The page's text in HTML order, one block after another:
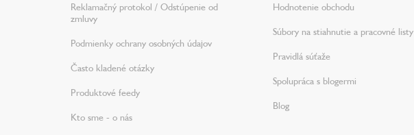
Reklamačný protokol / Odstúpenie od
zmluvy
Podmienky ochrany osobných údajov
Často kladené otázky
Produktové feedy
Kto sme - o nás
Hodnotenie obchodu
Súbory na stiahnutie a pracovné listy
Pravidlá súťaže
Spolupráca s blogermi
Blog